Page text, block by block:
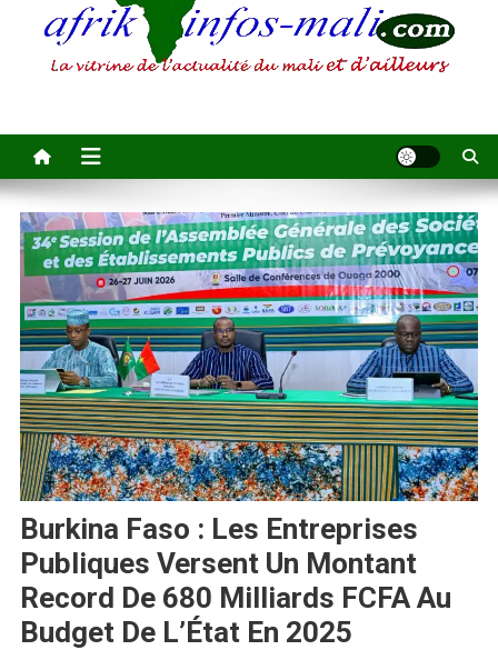
Burkina Faso : Les Entreprises
Publiques Versent Un Montant
Record De 680 Milliards FCFA Au
Budget De L’État En 2025